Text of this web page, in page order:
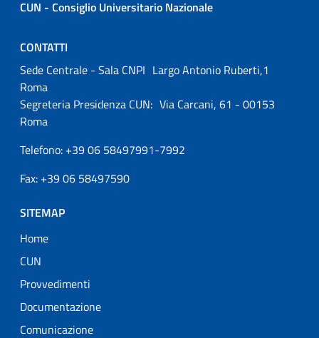
CUN - Consiglio Universitario Nazionale
CONTATTI
Sede Centrale - Sala CNPI Largo Antonio Ruberti,1
Roma
Segreteria Presidenza CUN: Via Carcani, 61 - 00153
Roma
Telefono: +39 06 58497991-7992
Fax: +39 06 58497590
SITEMAP
Home
CUN
Provvedimenti
Documentazione
Comunicazione